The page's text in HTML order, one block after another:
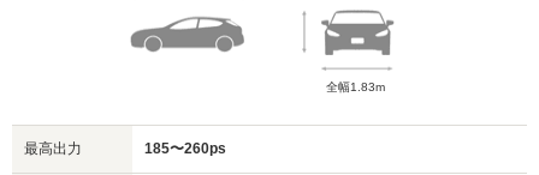
全幅1.83m
最高出力 185〜260ps